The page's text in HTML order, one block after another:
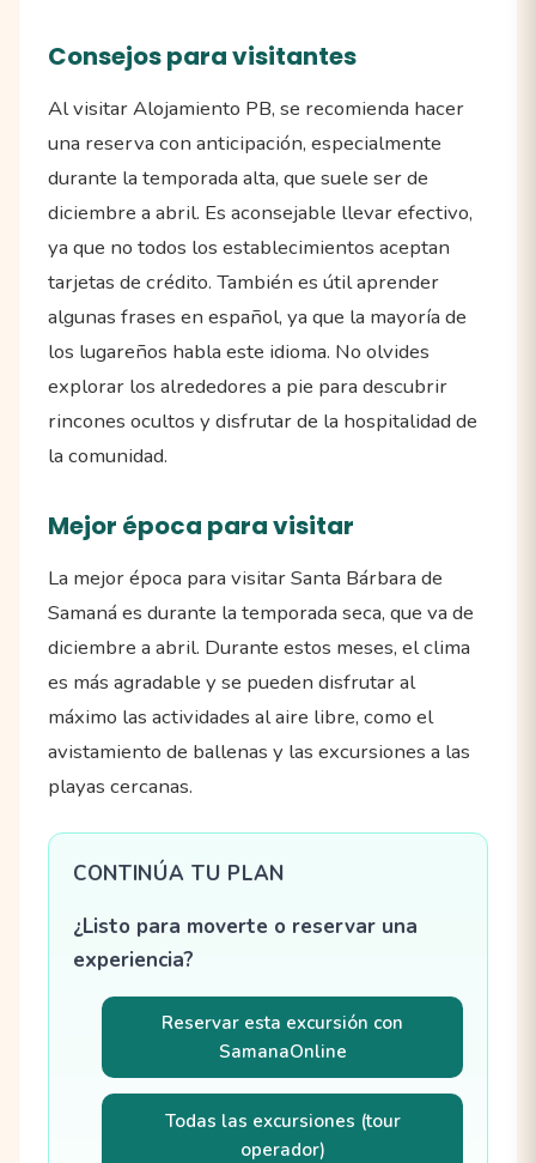
Consejos para visitantes
Al visitar Alojamiento PB, se recomienda hacer
una reserva con anticipación, especialmente
durante la temporada alta, que suele ser de
diciembre a abril. Es aconsejable llevar efectivo,
ya que no todos los establecimientos aceptan
tarjetas de crédito. También es útil aprender
algunas frases en español, ya que la mayoría de
los lugareños habla este idioma. No olvides
explorar los alrededores a pie para descubrir
rincones ocultos y disfrutar de la hospitalidad de
la comunidad.
Mejor época para visitar
La mejor época para visitar Santa Bárbara de
Samaná es durante la temporada seca, que va de
diciembre a abril. Durante estos meses, el clima
es más agradable y se pueden disfrutar al
máximo las actividades al aire libre, como el
avistamiento de ballenas y las excursiones a las
playas cercanas.
CONTINÚA TU PLAN
¿Listo para moverte o reservar una
experiencia?
Reservar esta excursión con
SamanaOnline
Todas las excursiones (tour
operador)